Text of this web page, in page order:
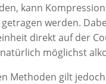
kann
getragen werden.
direkt auf der
möglichst
Methoden gilt